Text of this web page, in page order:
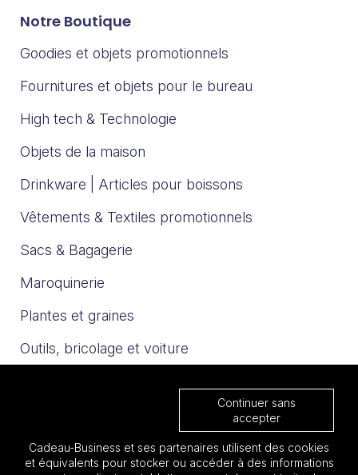
Notre Boutique
Goodies et objets promotionnels
Fournitures et objets pour le bureau
High tech & Technologie
Objets de la maison
Drinkware | Articles pour boissons
Vêtements & Textiles promotionnels
Sacs & Bagagerie
Maroquinerie
Plantes et graines
Outils, bricolage et voiture
Nos catalogues
Continuer sans
accepter
Cadeau-Business et ses partenaires utilisent des cookies
et équivalents pour stocker ou accéder à des informations